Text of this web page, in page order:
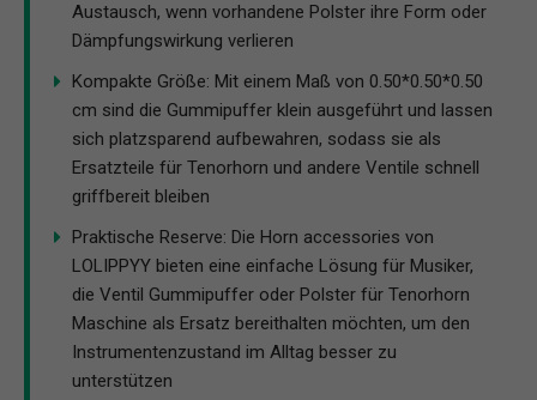
Austausch, wenn vorhandene Polster ihre Form oder
Dämpfungswirkung verlieren
Kompakte Größe: Mit einem Maß von 0.50*0.50*0.50
cm sind die Gummipuffer klein ausgeführt und lassen
sich platzsparend aufbewahren, sodass sie als
Ersatzteile für Tenorhorn und andere Ventile schnell
griffbereit bleiben
Praktische Reserve: Die Horn accessories von
LOLIPPYY bieten eine einfache Lösung für Musiker,
die Ventil Gummipuffer oder Polster für Tenorhorn
Maschine als Ersatz bereithalten möchten, um den
Instrumentenzustand im Alltag besser zu
unterstützen